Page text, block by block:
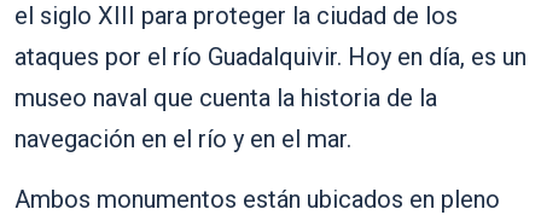
el siglo XIII para proteger la ciudad de los
ataques por el río Guadalquivir. Hoy en día, es un
museo naval que cuenta la historia de la
navegación en el río y en el mar.
Ambos monumentos están ubicados en pleno